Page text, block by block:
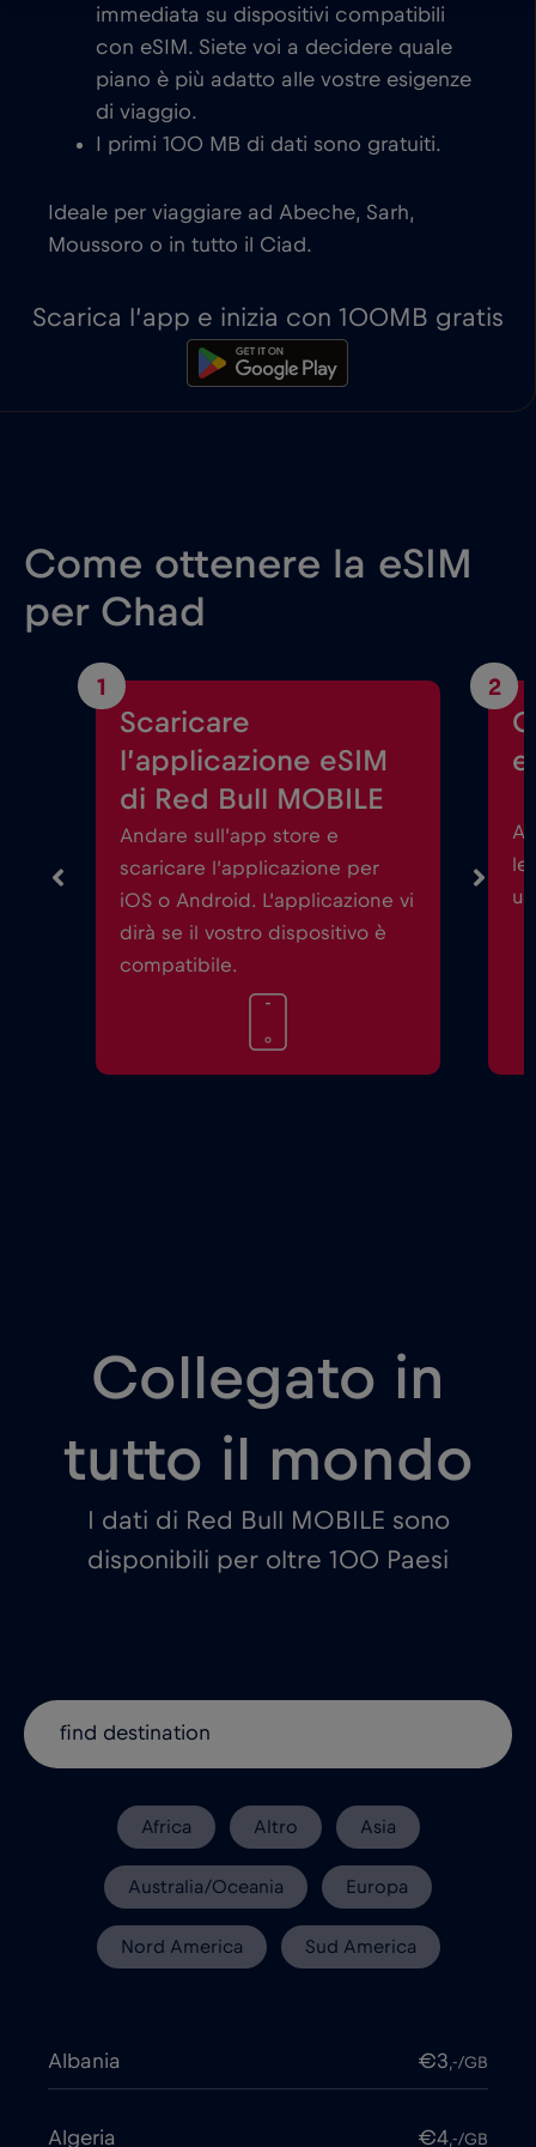
immediata su dispositivi compatibili
con eSIM. Siete voi a decidere quale
piano è più adatto alle vostre esigenze
di viaggio.
I primi 100 MB di dati sono gratuiti.
Ideale per viaggiare ad Abeche, Sarh,
Moussoro o in tutto il Ciad.
Scarica l’app e inizia con 100MB gratis
Come ottenere la eSIM
per Chad
1
Scaricare
l’applicazione eSIM
di Red Bull MOBILE
Andare sull’app store e
scaricare l’applicazione per
iOS o Android. L’applicazione vi
dirà se il vostro dispositivo è
compatibile.
2
le
Collegato in
tutto il mondo
I dati di Red Bull MOBILE sono
disponibili per oltre 100 Paesi
Africa Altro Asia
Australia/Oceania Europa
Nord America Sud America
Albania €3,-/GB
Algeria €4,-/GB